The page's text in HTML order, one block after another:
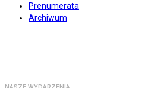
Prenumerata
Archiwum